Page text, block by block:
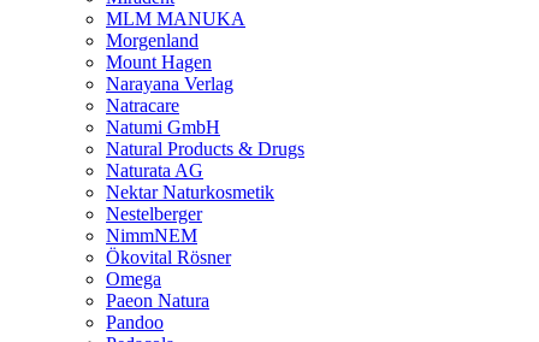
MLM MANUKA
Morgenland
Mount Hagen
Narayana Verlag
Natracare
Natumi GmbH
Natural Products & Drugs
Naturata AG
Nektar Naturkosmetik
Nestelberger
NimmNEM
Ökovital Rösner
Omega
Paeon Natura
Pandoo